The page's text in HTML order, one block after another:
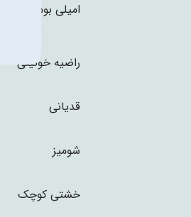
امیلی بومون
راضیه خوئینی
قدیانی
شومیز
خشتی کوچک